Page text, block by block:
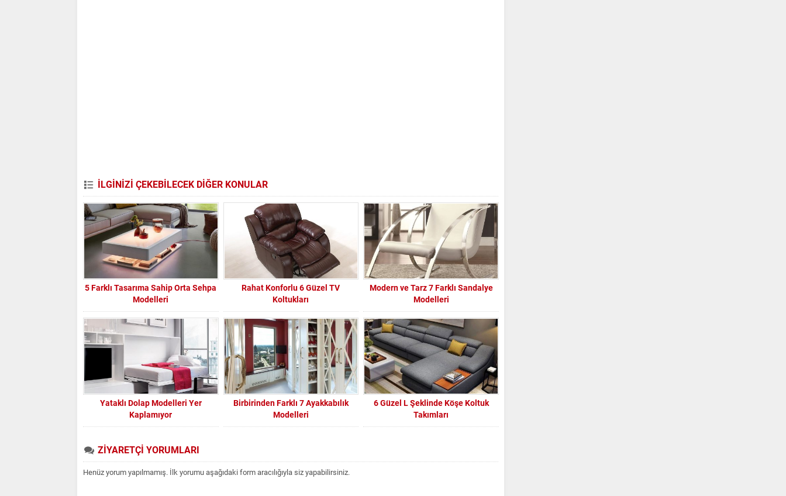
İLGİNİZİ ÇEKEBİLECEK DİĞER KONULAR
5 Farklı Tasarıma Sahip Orta Sehpa
Modelleri
Rahat Konforlu 6 Güzel TV
Koltukları
Modern ve Tarz 7 Farklı Sandalye
Modelleri
Yataklı Dolap Modelleri Yer
Kaplamıyor
Birbirinden Farklı 7 Ayakkabılık
Modelleri
6 Güzel L Şeklinde Köşe Koltuk
Takımları
ZİYARETÇİ YORUMLARI
Henüz yorum yapılmamış. İlk yorumu aşağıdaki form aracılığıyla siz yapabilirsiniz.